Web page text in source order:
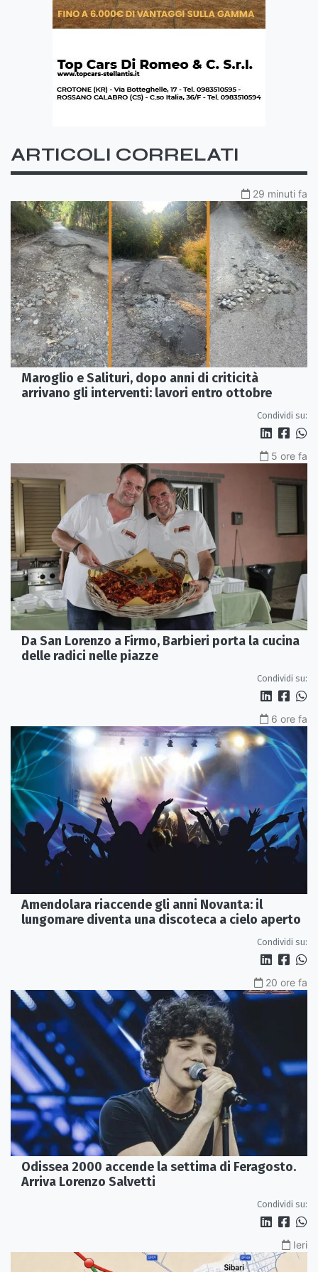
ARTICOLI CORRELATI
29 minuti fa
Maroglio e Salituri, dopo anni di criticità
arrivano gli interventi: lavori entro ottobre
Condividi su:
5 ore fa
Da San Lorenzo a Firmo, Barbieri porta la cucina
delle radici nelle piazze
Condividi su:
6 ore fa
Amendolara riaccende gli anni Novanta: il
lungomare diventa una discoteca a cielo aperto
Condividi su:
20 ore fa
Odissea 2000 accende la settima di Feragosto.
Arriva Lorenzo Salvetti
Condividi su:
Ieri